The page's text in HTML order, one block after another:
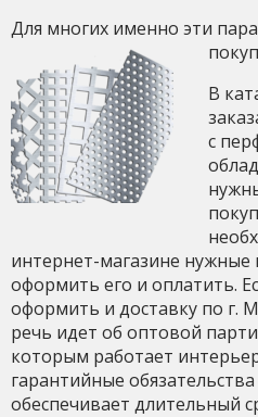
Для многих именно эти
В
с
интернет-магазине нужные
оформить его и оплатить.
оформить и доставку по г.
речь идет об оптовой
которым работает
гарантийные
обеспечивает длительный